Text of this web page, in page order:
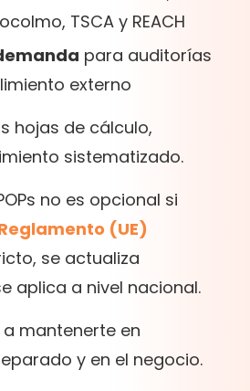
TSCA y REACH
para auditorías
externo
hojas de cálculo,
sistematizado.
no es opcional si
(UE)
se actualiza
aplica a nivel nacional.
mantenerte en
y en el negocio.